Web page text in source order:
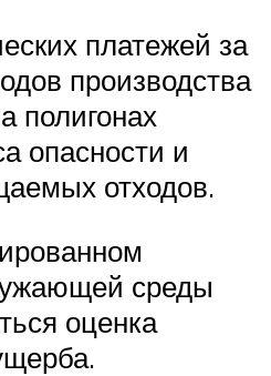
платежей за
производства
полигонах
опасности и
отходов.
среды
оценка